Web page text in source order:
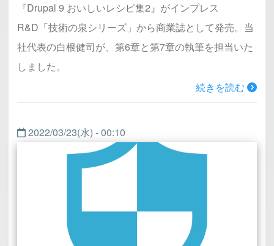
『Drupal 9 おいしいレシピ集2』がインプレス
R&D「技術の泉シリーズ」から商業誌として発売。当
社代表の白根健司が、第6章と第7章の執筆を担当いた
しました。
続きを読む
2022/03/23(水) - 00:10